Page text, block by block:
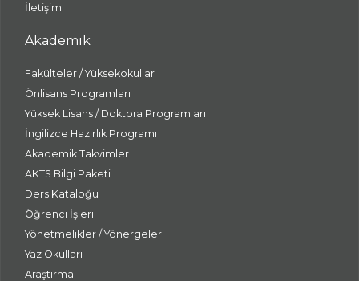
İletişim
Akademik
Fakülteler / Yüksekokullar
Önlisans Programları
Yüksek Lisans / Doktora Programları
İngilizce Hazırlık Programı
Akademik Takvimler
AKTS Bilgi Paketi
Ders Kataloğu
Öğrenci İşleri
Yönetmelikler / Yönergeler
Yaz Okulları
Araştırma